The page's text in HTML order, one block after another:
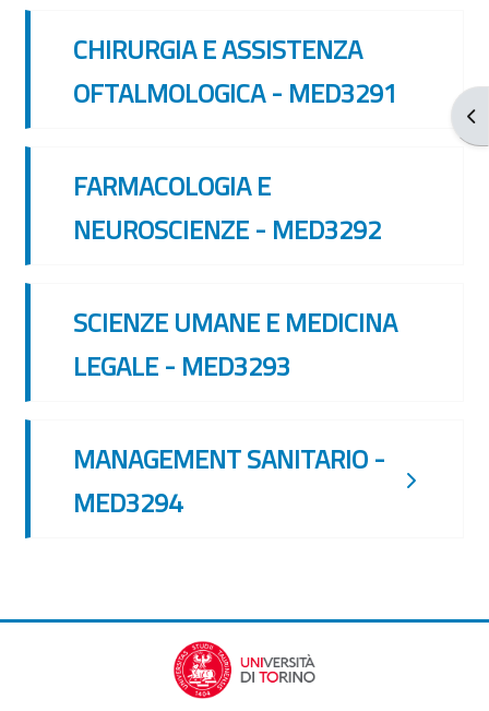
CHIRURGIA E ASSISTENZA
OFTALMOLOGICA - MED3291
FARMACOLOGIA E
NEUROSCIENZE - MED3292
SCIENZE UMANE E MEDICINA
LEGALE - MED3293
MANAGEMENT SANITARIO -
MED3294